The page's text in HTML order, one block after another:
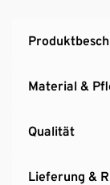
Material &
Qualität
Lieferung &